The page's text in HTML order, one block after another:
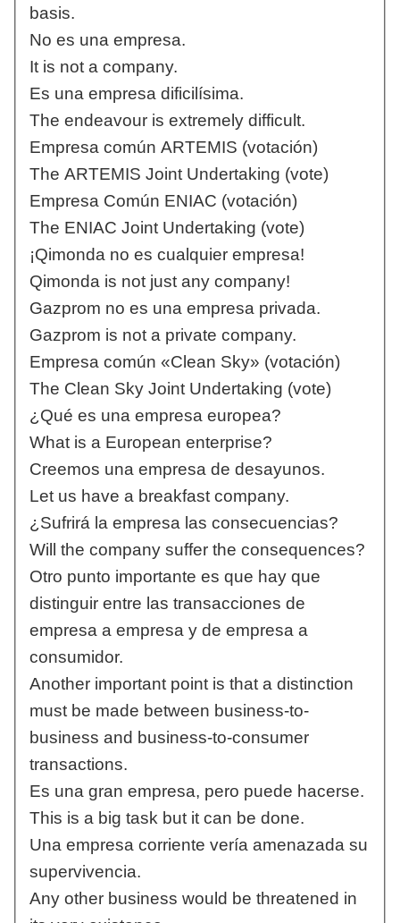
basis.
No es una empresa.
It is not a company.
Es una empresa dificilísima.
The endeavour is extremely difficult.
Empresa común ARTEMIS (votación)
The ARTEMIS Joint Undertaking (vote)
Empresa Común ENIAC (votación)
The ENIAC Joint Undertaking (vote)
¡Qimonda no es cualquier empresa!
Qimonda is not just any company!
Gazprom no es una empresa privada.
Gazprom is not a private company.
Empresa común «Clean Sky» (votación)
The Clean Sky Joint Undertaking (vote)
¿Qué es una empresa europea?
What is a European enterprise?
Creemos una empresa de desayunos.
Let us have a breakfast company.
¿Sufrirá la empresa las consecuencias?
Will the company suffer the consequences?
Otro punto importante es que hay que
distinguir entre las transacciones de
empresa a empresa y de empresa a
consumidor.
Another important point is that a distinction
must be made between business-to-
business and business-to-consumer
transactions.
Es una gran empresa, pero puede hacerse.
This is a big task but it can be done.
Una empresa corriente vería amenazada su
supervivencia.
Any other business would be threatened in